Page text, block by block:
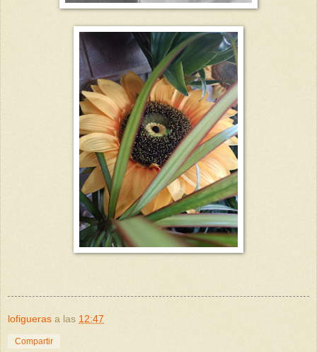
lofigueras a las 12:47
Compartir